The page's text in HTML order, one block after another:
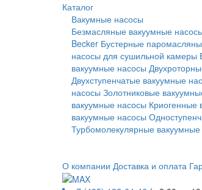
Каталог
Вакумные насосы
Безмасляные вакуумные
Becker Бустерные
насосы для сушильной камеры
вакуумные насосы
Двухступенчатые вакуумные
насосы Золотниковые
вакуумные насосы Криогенные
вакуумные насосы
Турбомолекулярные
О компании Доставка и оплата